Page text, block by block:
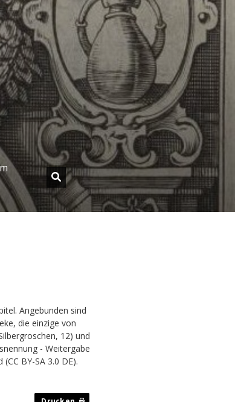
Angebunden sind
die einzige von
12) und
- Weitergabe
BY-SA 3.0 DE).